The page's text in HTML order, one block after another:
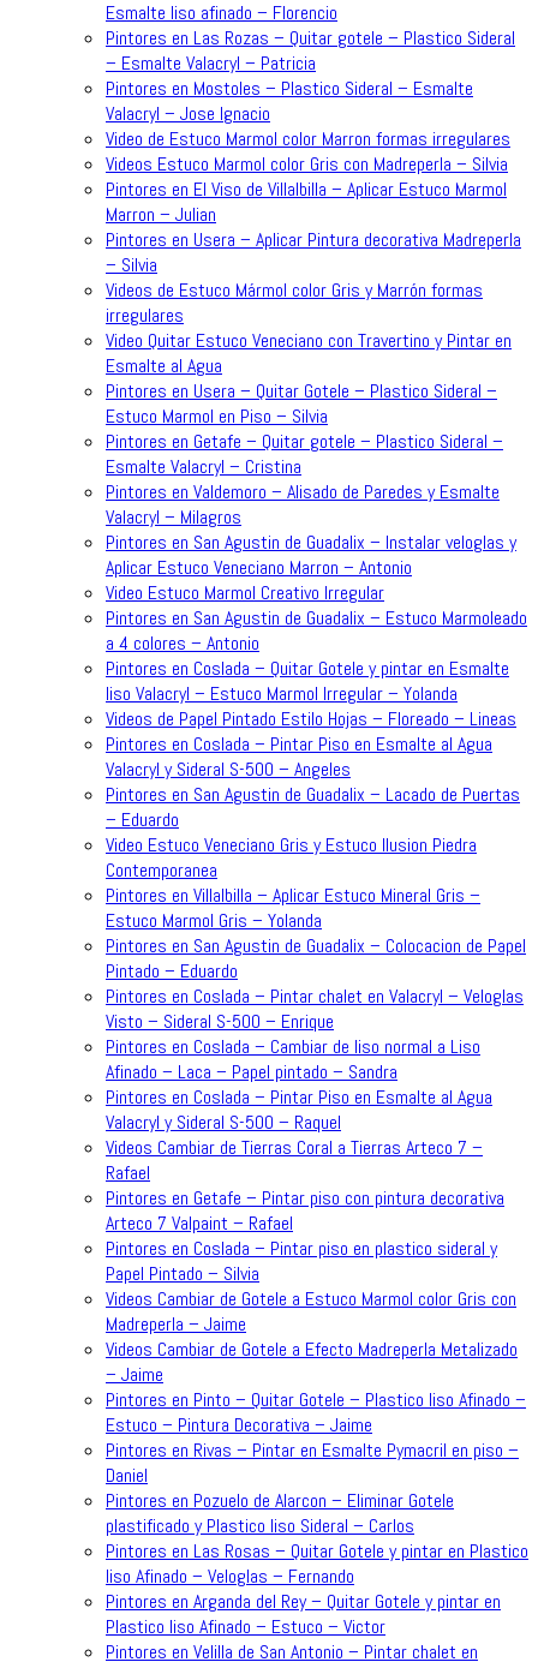
Esmalte liso afinado – Florencio
Pintores en Las Rozas – Quitar gotele – Plastico Sideral
– Esmalte Valacryl – Patricia
Pintores en Mostoles – Plastico Sideral – Esmalte
Valacryl – Jose Ignacio
Video de Estuco Marmol color Marron formas irregulares
Videos Estuco Marmol color Gris con Madreperla – Silvia
Pintores en El Viso de Villalbilla – Aplicar Estuco Marmol
Marron – Julian
Pintores en Usera – Aplicar Pintura decorativa Madreperla
– Silvia
Videos de Estuco Mármol color Gris y Marrón formas
irregulares
Video Quitar Estuco Veneciano con Travertino y Pintar en
Esmalte al Agua
Pintores en Usera – Quitar Gotele – Plastico Sideral –
Estuco Marmol en Piso – Silvia
Pintores en Getafe – Quitar gotele – Plastico Sideral –
Esmalte Valacryl – Cristina
Pintores en Valdemoro – Alisado de Paredes y Esmalte
Valacryl – Milagros
Pintores en San Agustin de Guadalix – Instalar veloglas y
Aplicar Estuco Veneciano Marron – Antonio
Video Estuco Marmol Creativo Irregular
Pintores en San Agustin de Guadalix – Estuco Marmoleado
a 4 colores – Antonio
Pintores en Coslada – Quitar Gotele y pintar en Esmalte
liso Valacryl – Estuco Marmol Irregular – Yolanda
Videos de Papel Pintado Estilo Hojas – Floreado – Lineas
Pintores en Coslada – Pintar Piso en Esmalte al Agua
Valacryl y Sideral S-500 – Angeles
Pintores en San Agustin de Guadalix – Lacado de Puertas
– Eduardo
Video Estuco Veneciano Gris y Estuco Ilusion Piedra
Contemporanea
Pintores en Villalbilla – Aplicar Estuco Mineral Gris –
Estuco Marmol Gris – Yolanda
Pintores en San Agustin de Guadalix – Colocacion de Papel
Pintado – Eduardo
Pintores en Coslada – Pintar chalet en Valacryl – Veloglas
Visto – Sideral S-500 – Enrique
Pintores en Coslada – Cambiar de liso normal a Liso
Afinado – Laca – Papel pintado – Sandra
Pintores en Coslada – Pintar Piso en Esmalte al Agua
Valacryl y Sideral S-500 – Raquel
Videos Cambiar de Tierras Coral a Tierras Arteco 7 –
Rafael
Pintores en Getafe – Pintar piso con pintura decorativa
Arteco 7 Valpaint – Rafael
Pintores en Coslada – Pintar piso en plastico sideral y
Papel Pintado – Silvia
Videos Cambiar de Gotele a Estuco Marmol color Gris con
Madreperla – Jaime
Videos Cambiar de Gotele a Efecto Madreperla Metalizado
– Jaime
Pintores en Pinto – Quitar Gotele – Plastico liso Afinado –
Estuco – Pintura Decorativa – Jaime
Pintores en Rivas – Pintar en Esmalte Pymacril en piso –
Daniel
Pintores en Pozuelo de Alarcon – Eliminar Gotele
plastificado y Plastico liso Sideral – Carlos
Pintores en Las Rosas – Quitar Gotele y pintar en Plastico
liso Afinado – Veloglas – Fernando
Pintores en Arganda del Rey – Quitar Gotele y pintar en
Plastico liso Afinado – Estuco – Victor
Pintores en Velilla de San Antonio – Pintar chalet en